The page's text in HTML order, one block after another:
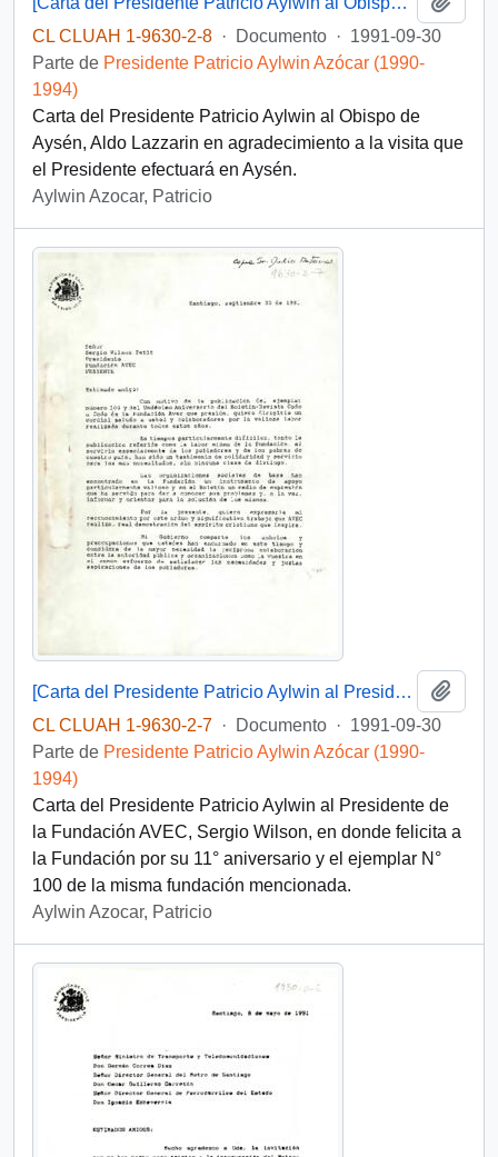
CL CLUAH 1-9630-2-8 · Documento · 1991-09-30
Parte de Presidente Patricio Aylwin Azócar (1990-
1994)
Carta del Presidente Patricio Aylwin al Obispo de
Aysén, Aldo Lazzarin en agradecimiento a la visita que
el Presidente efectuará en Aysén.
Aylwin Azocar, Patricio
[Carta del Presidente Patricio Aylwin al Presidente de la Fundación AVEC, Sergio Wilson]
CL CLUAH 1-9630-2-7 · Documento · 1991-09-30
Parte de Presidente Patricio Aylwin Azócar (1990-
1994)
Carta del Presidente Patricio Aylwin al Presidente de
la Fundación AVEC, Sergio Wilson, en donde felicita a
la Fundación por su 11° aniversario y el ejemplar N°
100 de la misma fundación mencionada.
Aylwin Azocar, Patricio